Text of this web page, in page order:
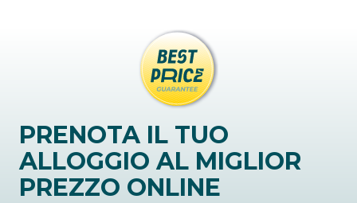
PRENOTA IL TUO
ALLOGGIO AL MIGLIOR
PREZZO ONLINE